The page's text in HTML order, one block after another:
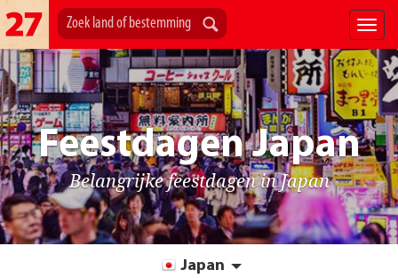
Feestdagen Japan
Belangrijke feestdagen in Japan
Japan